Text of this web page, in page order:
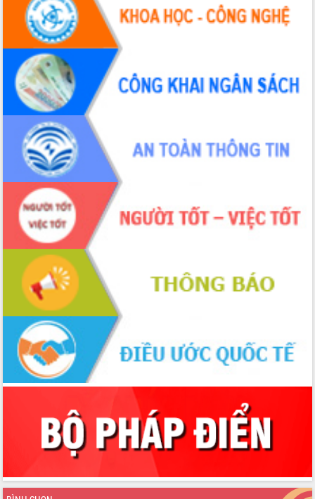
Đắk Lắk ký kết thỏa thuận hợp tác về
chuyển đổi số giai đoạn 2026 – 2030
với Tập đoàn Bưu chính Viễn thông
Việt Nam
Thứ trưởng Bộ Y tế làm việc với tỉnh
Đắk Lắk về phát triển nhân lực y tế
cho trạm y tế cấp xã
Du lịch Đắk Lắk nâng tầm trải nghiệm
du khách thông qua Hệ thống cơ sở dữ
liệu và Bản đồ số
Tập huấn ứng dụng trí tuệ nhân tạo (AI)
trong thương mại điện tử năm 2026
Đoàn đại biểu Quốc hội tỉnh Đắk Lắk
trao đổi thông tin trước Kỳ họp thứ
nhất, Quốc hội khóa XVI
Quyết liệt cải cách hành chính, khơi
thông nguồn lực phát triển
Nâng cao hiệu lực, hiệu quả HĐND
tỉnh thông qua hiện đại hóa hành chính
Xã Ea Phê gắn cải cách hành chính với
chuyển đổi số
Phó Chủ tịch Thường trực UBND tỉnh
Hồ Thị Nguyên Thảo làm việc tại Trung
tâm Phục vụ hành chính công xã Ea
Phê
hành cùng nông dân dân, doanh nghiệp
Giai đoạn 2026-2030, Đắk Lắk phấn
đấu có 77% xã đạt chuẩn nông thôn
nghiệp Đắk Lắk tăng trưởng bứt phá